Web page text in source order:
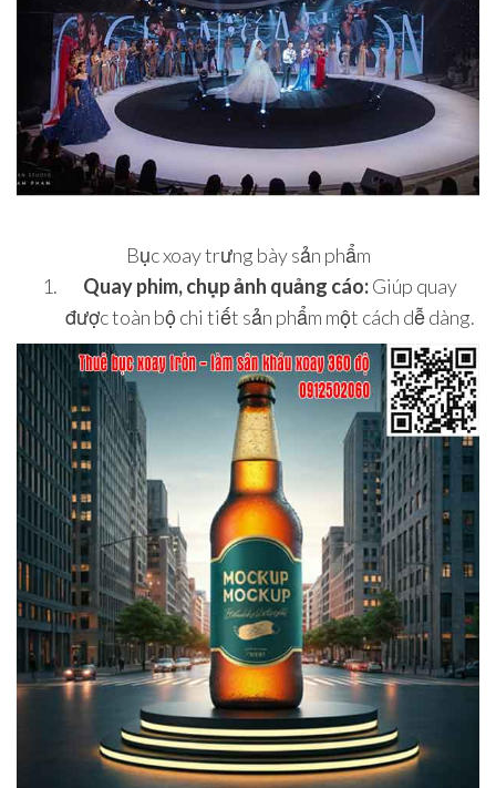
Bục xoay trưng bày sản phẩm
Quay phim, chụp ảnh quảng cáo:Giúp quay
được toàn bộ chi tiết sản phẩm một cách dễ dàng.